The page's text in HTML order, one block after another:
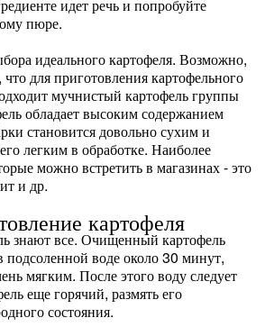
идет речь и попробуйте
пюре.
идеального картофеля. Возможно,
для приготовления картофельного
мучнистый картофель группы
обладает высоким содержанием
становится довольно сухим и
легким в обработке. Наиболее
можно встретить в магазинах - это
и др.
картофеля
знают все. Очищенный картофель
подсоленной воде около 30 минут,
мягким. После этого воду следует
еще горячий, размять его
состояния.